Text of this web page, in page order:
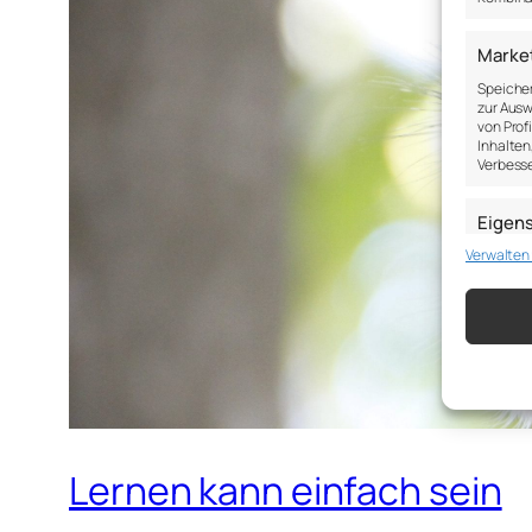
zur
von
Lernen kann einfach sein